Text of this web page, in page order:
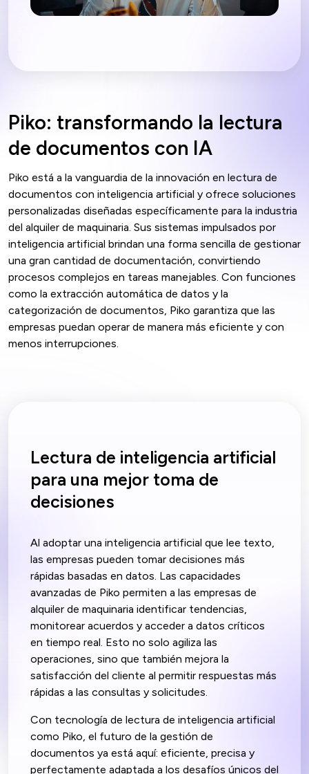
Piko: transformando la lectura
de documentos con IA
Piko está a la vanguardia de la innovación en lectura de
documentos con inteligencia artificial y ofrece soluciones
personalizadas diseñadas específicamente para la industria
del alquiler de maquinaria. Sus sistemas impulsados por
inteligencia artificial brindan una forma sencilla de gestionar
una gran cantidad de documentación, convirtiendo
procesos complejos en tareas manejables. Con funciones
como la extracción automática de datos y la
categorización de documentos, Piko garantiza que las
empresas puedan operar de manera más eficiente y con
menos interrupciones.
Lectura de inteligencia artificial
para una mejor toma de
decisiones
Al adoptar una inteligencia artificial que lee texto,
las empresas pueden tomar decisiones más
rápidas basadas en datos. Las capacidades
avanzadas de Piko permiten a las empresas de
alquiler de maquinaria identificar tendencias,
monitorear acuerdos y acceder a datos críticos
en tiempo real. Esto no solo agiliza las
operaciones, sino que también mejora la
satisfacción del cliente al permitir respuestas más
rápidas a las consultas y solicitudes.
Con tecnología de lectura de inteligencia artificial
como Piko, el futuro de la gestión de
documentos ya está aquí: eficiente, precisa y
perfectamente adaptada a los desafíos únicos del